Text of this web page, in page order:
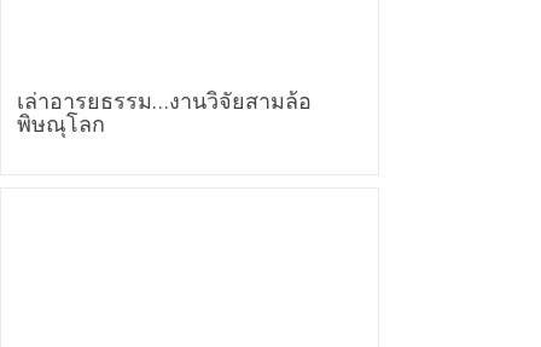
เล่าอารยธรรม…งานวิจัยสามล้อ
พิษณุโลก